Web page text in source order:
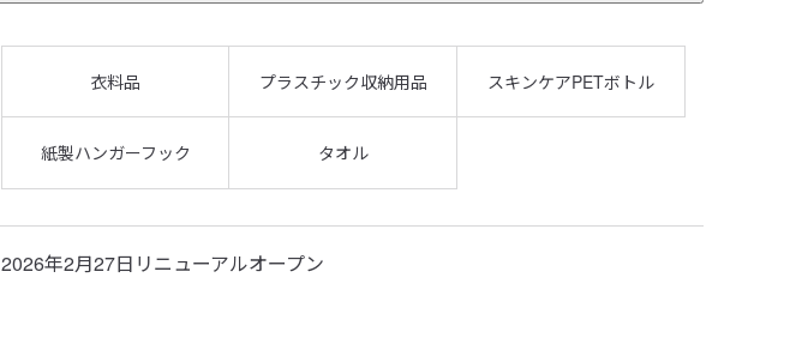
衣料品 プラスチック収納用品 スキンケアPETボトル
紙製ハンガーフック タオル
2026年2月27日リニューアルオープン